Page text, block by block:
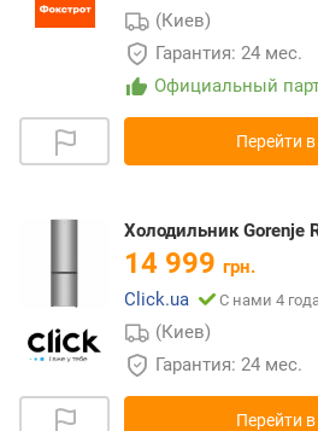
(Киев)
Гарантия: 24 мес.
Официальный
Перейти
Холодильник Gorenje
14 999 грн.
Click.ua
С нами 4 года
(Киев)
Гарантия: 24 мес.
Перейти